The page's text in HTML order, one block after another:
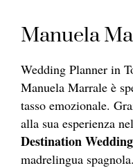
Manuela
Wedding Planner in
Manuela Marrale è
tasso emozionale.
alla sua esperienza
Destination Wedding
madrelingua spagnola.